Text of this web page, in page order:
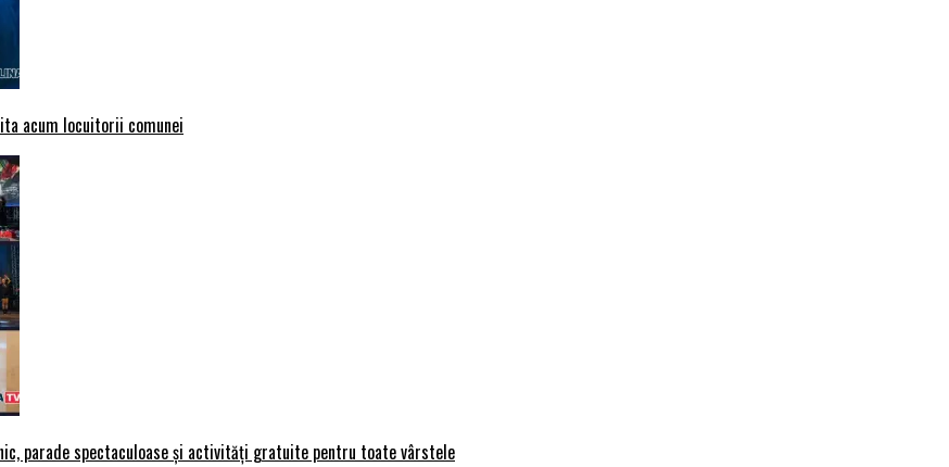
acum locuitorii comunei
parade spectaculoase și activități gratuite pentru toate vârstele